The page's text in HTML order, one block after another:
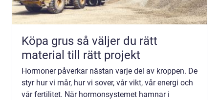
Köpa grus så väljer du rätt
material till rätt projekt
Hormoner påverkar nästan varje del av kroppen. De
styr hur vi mår, hur vi sover, vår vikt, vår energi och
vår fertilitet. När hormonsystemet hamnar i